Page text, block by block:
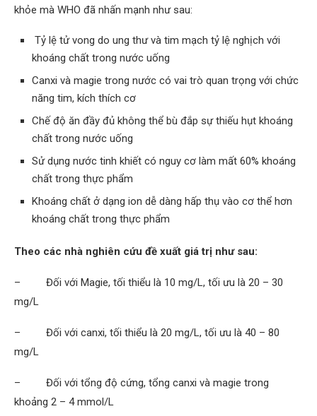
khỏe mà WHO đã nhấn mạnh như sau:
Tỷ lệ tử vong do ung thư và tim mạch tỷ lệ nghịch với
khoáng chất trong nước uống
Canxi và magie trong nước có vai trò quan trọng với chức
năng tim, kích thích cơ
Chế độ ăn đầy đủ không thể bù đắp sự thiếu hụt khoáng
chất trong nước uống
Sử dụng nước tinh khiết có nguy cơ làm mất 60% khoáng
chất trong thực phẩm
Khoáng chất ở dạng ion dễ dàng hấp thụ vào cơ thể hơn
khoáng chất trong thực phẩm
Theo các nhà nghiên cứu đề xuất giá trị như sau:
– Đối với Magie, tối thiểu là 10 mg/L, tối ưu là 20 – 30
mg/L
– Đối với canxi, tối thiểu là 20 mg/L, tối ưu là 40 – 80
mg/L
– Đối với tổng độ cứng, tổng canxi và magie trong
khoảng 2 – 4 mmol/L